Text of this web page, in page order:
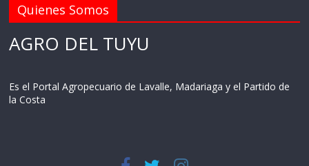
Quienes Somos
AGRO DEL TUYU
Es el Portal Agropecuario de Lavalle, Madariaga y el Partido de
la Costa